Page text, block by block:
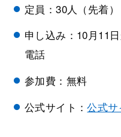
定員：30人（先着）
申し込み：10月11
電話
参加費：無料
公式サイト：公式サ